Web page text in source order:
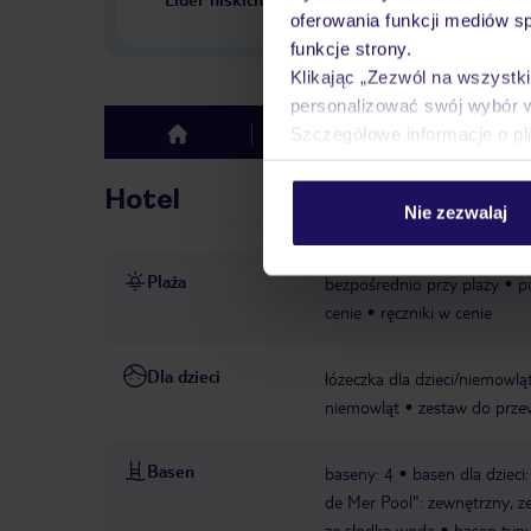
oferowania funkcji mediów
funkcje strony.
Klikając „Zezwól na
personalizować swój wybór
Szczegółowe informacje o
Nie zezwalaj
w Polsce
top Hotel Opinie
Hotel
Plaża bezpośrednio przy plaży
cenie
ręczniki w cenie
Dla dzieci łóżeczka dla dzieci/
niemowląt
zestaw do
Basen baseny: 4 basen dla
de Mer Pool": zewnętrzny,